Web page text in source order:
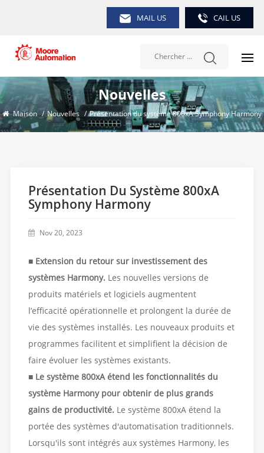
MAIL US CAIL US
Nouvelles
Maison / Nouvelles / Présentation du système 800xA Symphony Harmony
Présentation Du Système 800xA
Symphony Harmony
Nov 20, 2023
■ Extension du retour sur investissement des
systèmes Harmony. Les nouvelles versions de
produits matériels et logiciels augmentent
l’efficacité opérationnelle et prolongent la durée de
vie des systèmes installés. Les nouveaux produits et
programmes facilitent et simplifient la décision de
faire évoluer les systèmes existants.
■Le système 800xA étend les fonctionnalités du
système Harmony pour obtenir de plus grands
gains de productivité. Le système 800xA étend la
portée des systèmes d'automatisation traditionnels.
Lorsqu'ils sont intégrés aux systèmes Harmony, les